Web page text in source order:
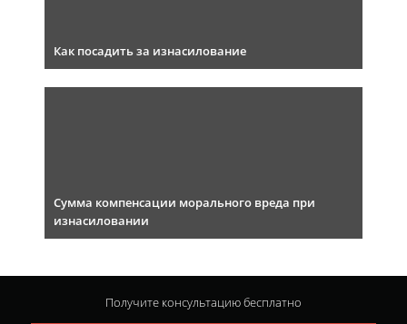
Как посадить за изнасилование
Сумма компенсации морального вреда при
изнасиловании
Получите консультациюбесплатно